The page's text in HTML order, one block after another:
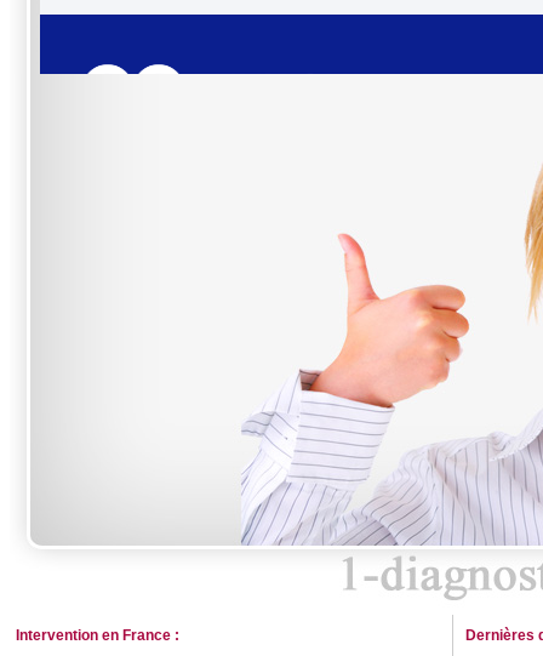
Intervention en France :
Dernières